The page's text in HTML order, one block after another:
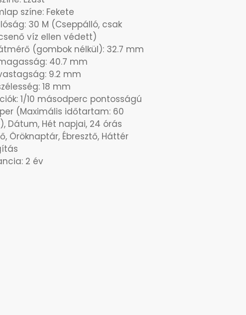
színe: Fekete
30 M (Cseppálló, csak
víz ellen védett)
(gombok nélkül): 32.7 mm
40.7 mm
9.2 mm
18 mm
1/10 másodperc pontosságú
(Maximális időtartam: 60
Dátum, Hét napjai, 24 órás
Öröknaptár, Ébresztő, Háttér
2 év